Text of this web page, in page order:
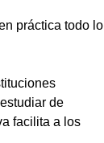
práctica todo lo
de
facilita a los